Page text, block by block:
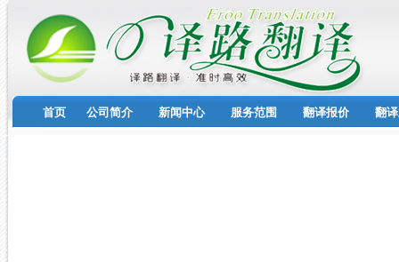
首页 公司简介 新闻中心 服务范围 翻译报价 翻